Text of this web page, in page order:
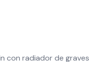
con radiador de graves